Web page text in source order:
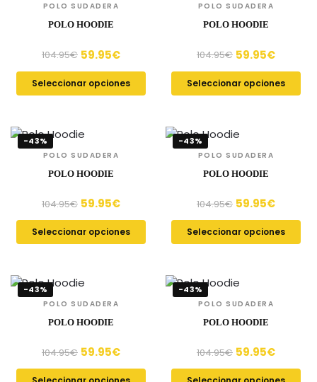
POLO SUDADERA
POLO HOODIE
104.95€ 59.95€
Seleccionar opciones
POLO SUDADERA
POLO HOODIE
104.95€ 59.95€
Seleccionar opciones
-43%
POLO SUDADERA
POLO HOODIE
104.95€ 59.95€
Seleccionar opciones
-43%
POLO SUDADERA
POLO HOODIE
104.95€ 59.95€
Seleccionar opciones
-43%
POLO SUDADERA
POLO HOODIE
104.95€ 59.95€
-43%
POLO SUDADERA
POLO HOODIE
104.95€ 59.95€